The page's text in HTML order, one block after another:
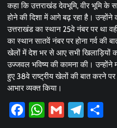
कहा कि उत्तराखंड देवभूमि, वीर भूमि
होने की दिशा में आगे बढ़ रहा है। उन्होंने
उत्तराखंड का स्थान 25वे नंबर पर था
का स्थान सातवें नंबर पर होना गर्व की
खेलों में देश भर से आए सभी खिलाड़ियों
उज्जवल भविष्य की कामना की। उन्होंने
हुए 38वे राष्ट्रीय खेलों की बात करने पर
आभार व्यक्त किया।
Facebook
WhatsApp
Gmail